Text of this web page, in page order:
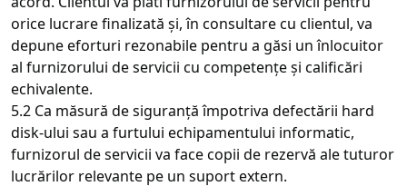
orice lucrare finalizată și, în consultare cu clientul, va
depune eforturi rezonabile pentru a găsi un înlocuitor
al furnizorului de servicii cu competențe și calificări
echivalente.
5.2 Ca măsură de siguranță împotriva defectării hard
disk-ului sau a furtului echipamentului informatic,
furnizorul de servicii va face copii de rezervă ale tuturor
lucrărilor relevante pe un suport extern.